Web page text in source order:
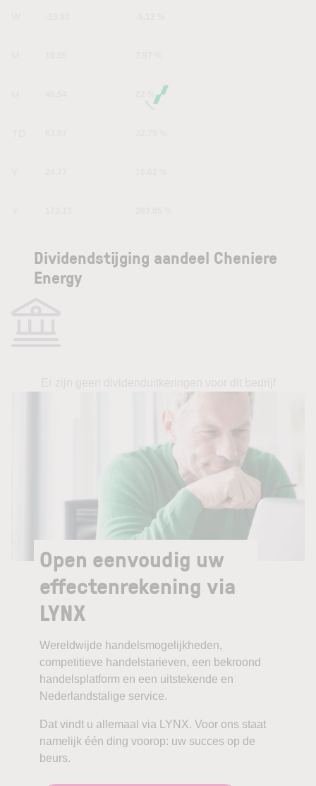
Dividendstijging aandeel Cheniere
Energy
Open eenvoudig uw
effectenrekening via
LYNX
Wereldwijde handelsmogelijkheden,
competitieve handelstarieven, een bekroond
handelsplatform en een uitstekende en
Nederlandstalige service.
Dat vindt u allemaal via LYNX. Voor ons staat
namelijk één ding voorop: uw succes op de
beurs.